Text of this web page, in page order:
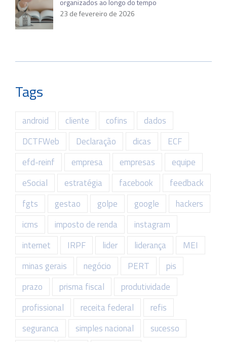
organizados ao longo do tempo
23 de fevereiro de 2026
Tags
android cliente cofins
dados
DCTFWeb
Declaração dicas
ECF
efd-reinf
empresa empresas
equipe
eSocial
estratégia facebook
feedback
fgts
gestao golpe google
hackers
icms
imposto de renda
instagram
internet
IRPF lider liderança
MEI
minas gerais
negócio PERT
pis
prazo
prisma fiscal
produtividade
profissional
receita federal
refis
seguranca
simples nacional
sucesso